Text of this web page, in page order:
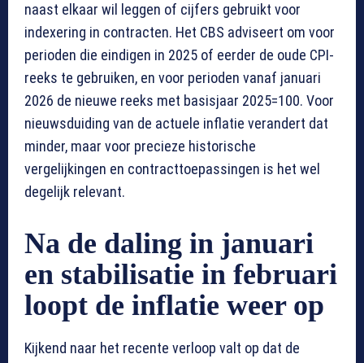
naast elkaar wil leggen of cijfers gebruikt voor
indexering in contracten. Het CBS adviseert om voor
perioden die eindigen in 2025 of eerder de oude CPI-
reeks te gebruiken, en voor perioden vanaf januari
2026 de nieuwe reeks met basisjaar 2025=100. Voor
nieuwsduiding van de actuele inflatie verandert dat
minder, maar voor precieze historische
vergelijkingen en contracttoepassingen is het wel
degelijk relevant.
Na de daling in januari
en stabilisatie in februari
loopt de inflatie weer op
Kijkend naar het recente verloop valt op dat de